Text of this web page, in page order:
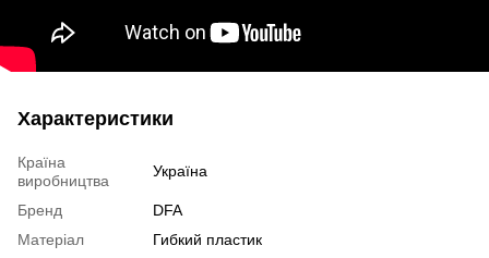
Характеристики
Країна
виробництва
Україна
Бренд
DFA
Матеріал
Гибкий пластик